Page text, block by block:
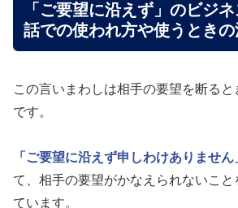
「ご要望に沿えず」のビジ
話での使われ方や使うとき
この言いまわしは相手の要望を断る
です。
「ご要望に沿えず申しわけありません
て、相手の要望がかなえられないこ
ています。